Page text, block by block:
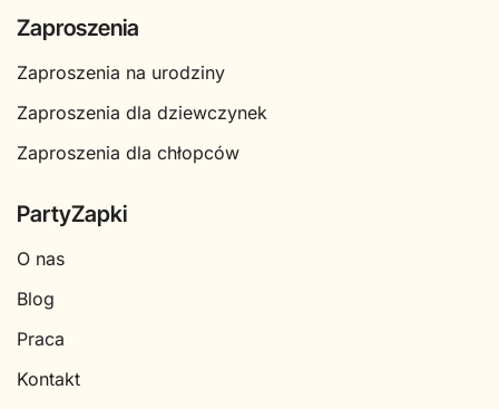
Zaproszenia
Zaproszenia na urodziny
Zaproszenia dla dziewczynek
Zaproszenia dla chłopców
PartyZapki
O nas
Blog
Praca
Kontakt